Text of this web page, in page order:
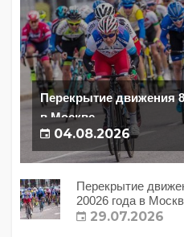
Перекрытие движения 8
в Москве
04.08.2026
Перекрытие
20026 года в
29.07.2026